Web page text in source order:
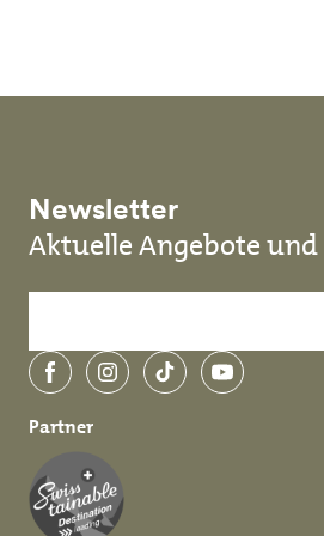
Newsletter
Aktuelle Angebote und
FacebookInstagramTikTokYouTube
Partner